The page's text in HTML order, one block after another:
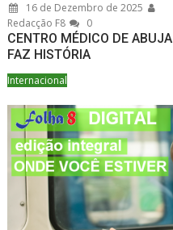
16 de Dezembro de 2025
Redacção F8
0
CENTRO MÉDICO DE ABUJA
FAZ HISTÓRIA
Internacional